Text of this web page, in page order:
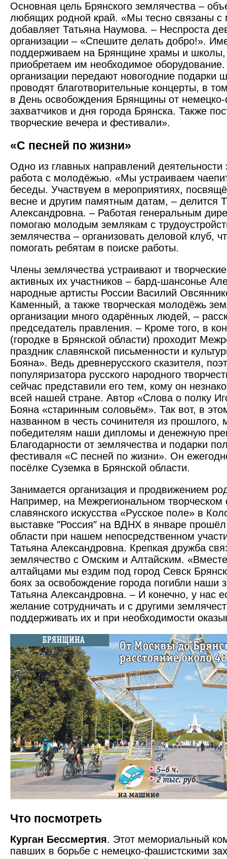
Основная цель Брянского землячества –
любящих родной край. «Мы тесно связаны с
добавляет Татьяна Наумова. – Неспроста
организации – «Спешите делать добро!».
поддер­живаем на Брянщине храмы и школы,
приобретаем им необходимое
организации передают новогодние подарки
проводят благотворительные концерты, в
в День освобождения Брянщины от
захватчиков и дня города Брянска. Также
творческие вечера и фестивали».
«С песней по жизни»
Одно из главных направлений деятельности
работа с молодёжью. «Мы устраиваем
беседы. Участвуем в мероприятиях,
весне и другим памятным датам, – делится
Александровна. – Работая генеральным
помогаю молодым землякам с
землячества – организовать деловой клуб,
помогать ребятам в поиске работы.
Члены землячества устраивают и
активных их участников – бард-шансонье
народные артисты России Василий
Каменный, а также творческая молодёжь
организации много одарённых людей, –
председатель правления. – Кроме того, в
(городке в Брянской области) проходит
праздник славянской письменности и
Бояна». Ведь древнерусского сказителя,
популяризатора русского народного
сейчас представили его тем, кому он
всей нашей стране. Автор «Слова о полку
Бояна «старинным соловьём». Так вот, в
названном в честь сочинителя из прошлого,
победителям наши дипломы и денежную
Благодарности от землячества и подарки
фестиваля «С песней по жизни». Он
посёлке Суземка в Брянской области.
Занимается организация и продвижением
Например, на Межрегиональном творческом
славянского искусства «Русское поле» в
выставке ″Россия″ на ВДНХ в январе
области при нашем непосредственном
Татьяна Александровна. Крепкая дружба
землячество с Омским и Алтайским.
алтайцами мы ездим под город Севск
боях за освобождение города погибли наши
Татьяна Александровна. – И конечно, у нас
желание сотрудничать и с другими
поддерживать их и при необходимости
Что посмотреть
Курган Бессмертия. Этот мемориальный
павших в борьбе с немецко-фашистскими